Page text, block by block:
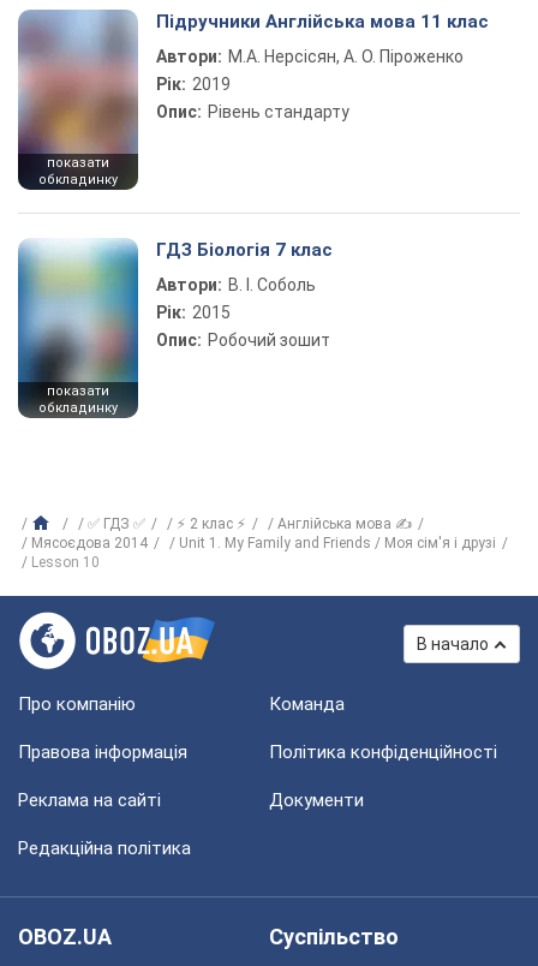
показати
обкладинку
Підручники Англійська мова 11 клас
Автори: М.А. Нерсісян, А. О. Піроженко
Рік: 2019
Опис: Рівень стандарту
показати
обкладинку
ГДЗ Біологія 7 клас
Автори: В. І. Соболь
Рік: 2015
Опис: Робочий зошит
✅ ГДЗ ✅ ⚡ 2 клас ⚡
Англійська мова ✍
Мясоєдова 2014
Unit 1. My Family and Friends / Моя сім'я і друзі
Lesson 10
В начало
Про компанію Команда
Правова інформація Політика конфіденційності
Реклама на сайті Документи
Редакційна політика
OBOZ.UA
Суспільство